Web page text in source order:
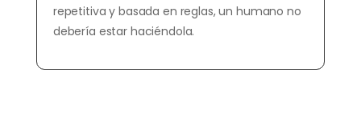
repetitiva y basada en reglas, un humano no
debería estar haciéndola.